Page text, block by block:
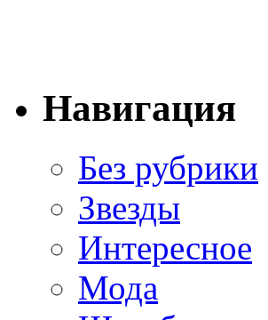
Навигация
Без рубрики
Звезды
Интересное
Мода